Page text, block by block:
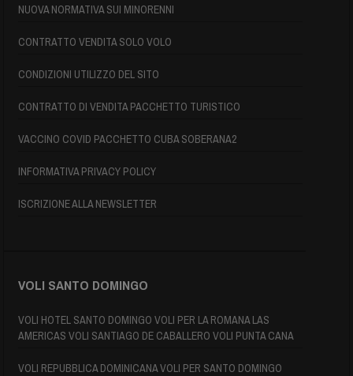
NUOVA NORMATIVA SUI MINORENNI
CONTRATTO VENDITA SOLO VOLO
CONDIZIONI UTILIZZO DEL SITO
CONTRATTO DI VENDITA PACCHETTO TURISTICO
VACCINO COVID PACCHETTO CUBA SOBERANA2
INFORMATIVA PRIVACY POLICY
ISCRIZIONE ALLA NEWSLETTER
VOLI SANTO DOMINGO
VOLI HOTEL SANTO DOMINGO VOLI PER LA ROMANA LAS
AMERICAS VOLI SANTIAGO DE CABALLERO VOLI PUNTA CANA
VOLI REPUBBLICA DOMINICANA VOLI PER SANTO DOMINGO